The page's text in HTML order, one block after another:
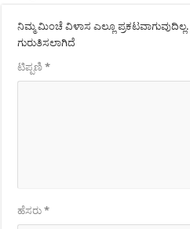
ನಿಮ್ಮ ಮಿಂಚೆ ವಿಳಾಸ ಎಲ್ಲೂ ಪ್ರಕಟವಾಗುವುದಿಲ್ಲ.
ಗುರುತಿಸಲಾಗಿದೆ
ಟಿಪ್ಪಣಿ*
ಹೆಸರು*